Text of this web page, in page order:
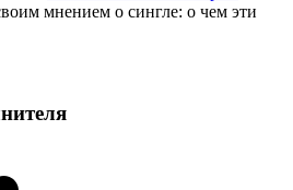
мнением о сингле: о чем эти